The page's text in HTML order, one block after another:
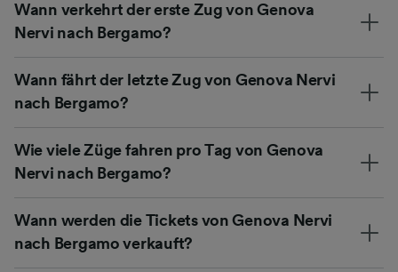
Wann verkehrt der erste Zug von Genova
Nervi nach Bergamo?
Wann fährt der letzte Zug von Genova Nervi
nach Bergamo?
Wie viele Züge fahren pro Tag von Genova
Nervi nach Bergamo?
Wann werden die Tickets von Genova Nervi
nach Bergamo verkauft?